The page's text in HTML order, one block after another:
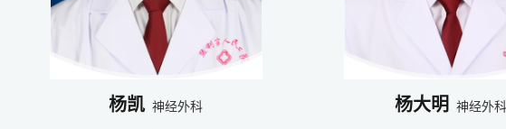
杨凯 神经外科 杨大明 神经外科